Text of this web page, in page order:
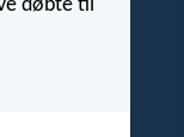
døbte til